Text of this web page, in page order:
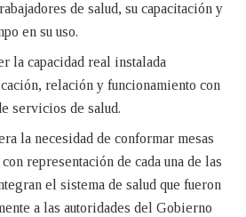
de salud, su capacitación y
en su uso.
la capacidad real instalada
relación y funcionamiento con
servicios de salud.
la necesidad de conformar mesas
representación de cada una de las
el sistema de salud que fueron
a las autoridades del Gobierno